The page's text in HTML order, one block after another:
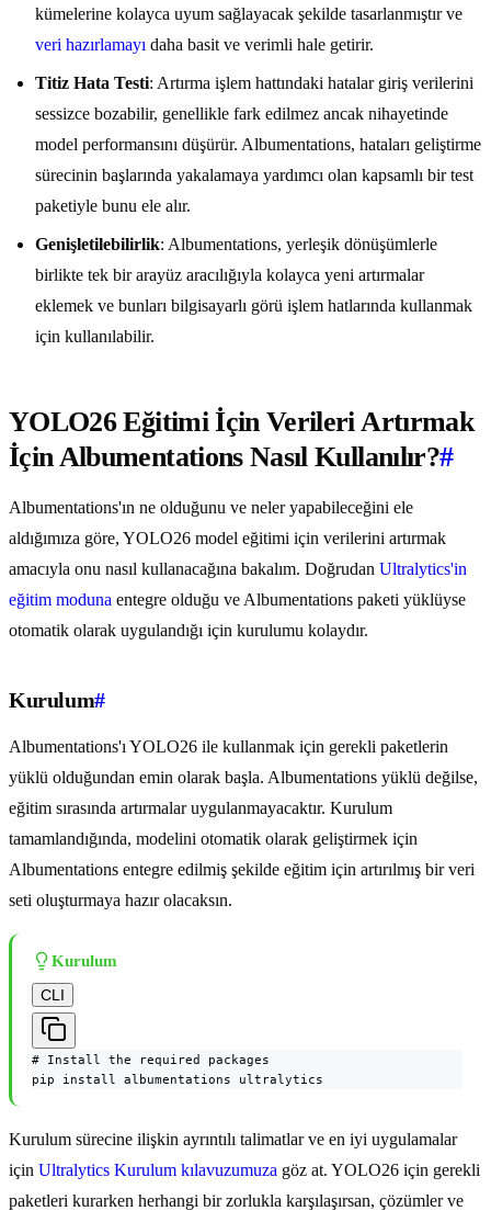
kümelerine kolayca uyum sağlayacak şekilde tasarlanmıştır ve
veri hazırlamayı daha basit ve verimli hale getirir.
Titiz Hata Testi: Artırma işlem hattındaki hatalar giriş verilerini
sessizce bozabilir, genellikle fark edilmez ancak nihayetinde
model performansını düşürür. Albumentations, hataları geliştirme
sürecinin başlarında yakalamaya yardımcı olan kapsamlı bir test
paketiyle bunu ele alır.
Genişletilebilirlik: Albumentations, yerleşik dönüşümlerle
birlikte tek bir arayüz aracılığıyla kolayca yeni artırmalar
eklemek ve bunları bilgisayarlı görü işlem hatlarında kullanmak
için kullanılabilir.
YOLO26 Eğitimi İçin Verileri Artırmak
İçin Albumentations Nasıl Kullanılır?#
Albumentations'ın ne olduğunu ve neler yapabileceğini ele
aldığımıza göre, YOLO26 model eğitimi için verilerini artırmak
amacıyla onu nasıl kullanacağına bakalım. Doğrudan Ultralytics'in
eğitim moduna entegre olduğu ve Albumentations paketi yüklüyse
otomatik olarak uygulandığı için kurulumu kolaydır.
Kurulum#
Albumentations'ı YOLO26 ile kullanmak için gerekli paketlerin
yüklü olduğundan emin olarak başla. Albumentations yüklü değilse,
eğitim sırasında artırmalar uygulanmayacaktır. Kurulum
tamamlandığında, modelini otomatik olarak geliştirmek için
Albumentations entegre edilmiş şekilde eğitim için artırılmış bir veri
seti oluşturmaya hazır olacaksın.
Kurulum
CLI
# Install the required packages
pip install albumentations ultralytics
Kurulum sürecine ilişkin ayrıntılı talimatlar ve en iyi uygulamalar
için Ultralytics Kurulum kılavuzumuza göz at. YOLO26 için gerekli
paketleri kurarken herhangi bir zorlukla karşılaşırsan, çözümler ve